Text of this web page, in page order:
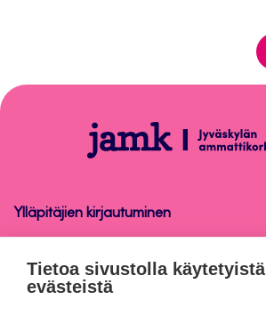
Opinnäytetyön
raportointiohje
Ylläpitäjien kirjautuminen
Opinnäytetyön raportointiohje
Tietoa sivustolla käytetyistä
evästeistä